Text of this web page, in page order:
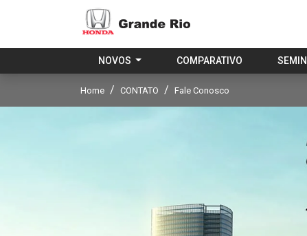
NOVOS COMPARATIVO
Home CONTATO Fale Conosco